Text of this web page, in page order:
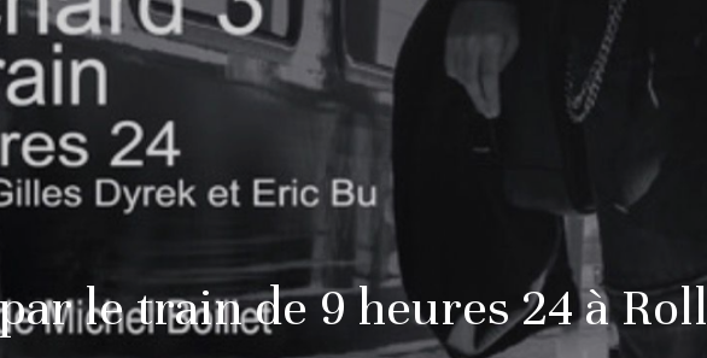
le train de 9 heures 24 à